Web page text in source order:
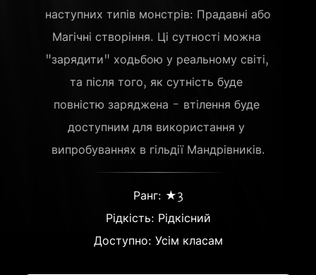
наступних типів монстрів: Прадавні або
Магічні створіння. Ці сутності можна
"зарядити" ходьбою у реальному світі,
та після того, як сутність буде
повністю заряджена - втілення буде
доступним для використання у
випробуваннях в гільдії Мандрівників.
Ранг: ★3
Рідкість: Рідкісний
Доступно: Усім класам